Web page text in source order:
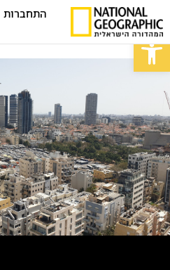
פתח סרגל נגישות
התחברות